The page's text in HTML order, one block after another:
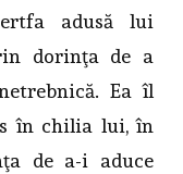
adusă lui
dorinţa de a
Ea îl
în chilia lui, în
de a-i aduce